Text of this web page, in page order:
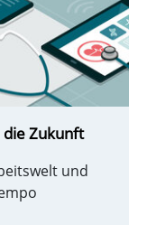
die Zukunft
und